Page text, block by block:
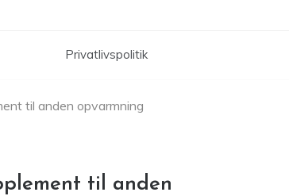
Privatlivspolitik
til anden opvarmning
til anden